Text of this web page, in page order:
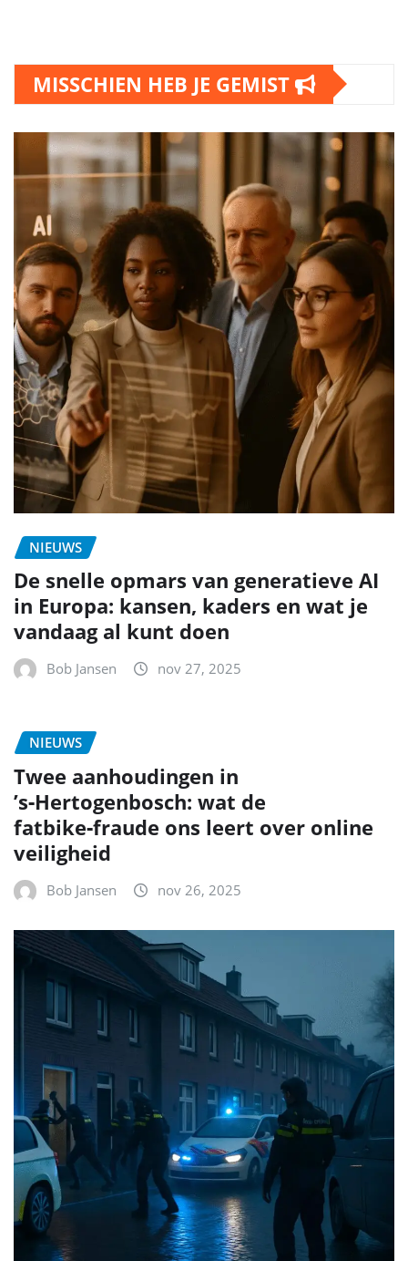
MISSCHIEN HEB JE GEMIST
NIEUWS
De snelle opmars van generatieve AI
in Europa: kansen, kaders en wat je
vandaag al kunt doen
Bob Jansen nov 27, 2025
NIEUWS
Twee aanhoudingen in
’s‑Hertogenbosch: wat de
fatbike‑fraude ons leert over online
veiligheid
Bob Jansen nov 26, 2025